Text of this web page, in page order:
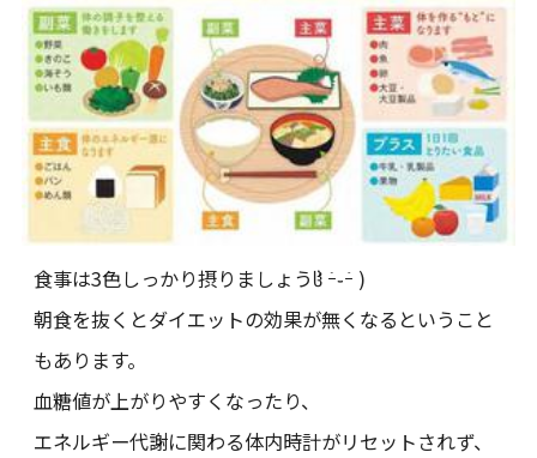
食事は3色しっかり摂りましょうჱ̒ ｰ̀֊ｰ́ )
朝食を抜くとダイエットの効果が無くなるということ
もあります。
血糖値が上がりやすくなったり、
エネルギー代謝に関わる体内時計がリセットされず、